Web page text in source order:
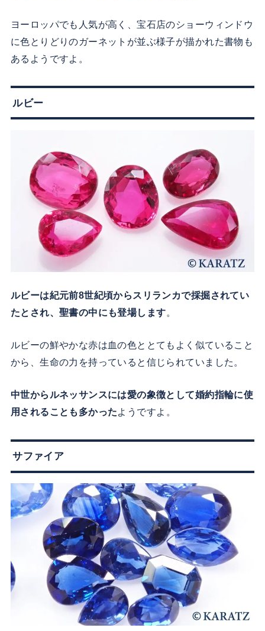
ヨーロッパでも人気が高く、宝石店のショーウィンドウ
に色とりどりのガーネットが並ぶ様子が描かれた書物も
あるようですよ。
ルビー
ルビーは紀元前8世紀頃からスリランカで採掘されてい
たとされ、聖書の中にも登場します。
ルビーの鮮やかな赤は血の色ととてもよく似ていること
から、生命の力を持っていると信じられていました。
中世からルネッサンスには愛の象徴として婚約指輪に使
用されることも多かったようですよ。
サファイア